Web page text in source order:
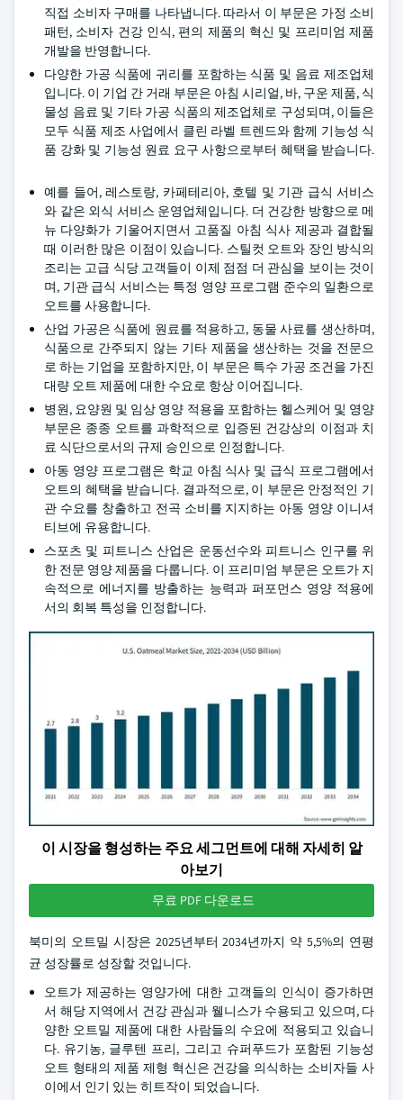
직접 소비자 구매를 나타냅니다. 따라서 이 부문은 가정 소비
패턴, 소비자 건강 인식, 편의 제품의 혁신 및 프리미엄 제품
개발을 반영합니다.
다양한 가공 식품에 귀리를 포함하는 식품 및 음료 제조업체
입니다. 이 기업 간 거래 부문은 아침 시리얼, 바, 구운 제품, 식
물성 음료 및 기타 가공 식품의 제조업체로 구성되며, 이들은
모두 식품 제조 사업에서 클린 라벨 트렌드와 함께 기능성 식
품 강화 및 기능성 원료 요구 사항으로부터 혜택을 받습니다.
예를 들어, 레스토랑, 카페테리아, 호텔 및 기관 급식 서비스
와 같은 외식 서비스 운영업체입니다. 더 건강한 방향으로 메
뉴 다양화가 기울어지면서 고품질 아침 식사 제공과 결합될
때 이러한 많은 이점이 있습니다. 스틸컷 오트와 장인 방식의
조리는 고급 식당 고객들이 이제 점점 더 관심을 보이는 것이
며, 기관 급식 서비스는 특정 영양 프로그램 준수의 일환으로
오트를 사용합니다.
산업 가공은 식품에 원료를 적용하고, 동물 사료를 생산하며,
식품으로 간주되지 않는 기타 제품을 생산하는 것을 전문으
로 하는 기업을 포함하지만, 이 부문은 특수 가공 조건을 가진
대량 오트 제품에 대한 수요로 항상 이어집니다.
병원, 요양원 및 임상 영양 적용을 포함하는 헬스케어 및 영양
부문은 종종 오트를 과학적으로 입증된 건강상의 이점과 치
료 식단으로서의 규제 승인으로 인정합니다.
아동 영양 프로그램은 학교 아침 식사 및 급식 프로그램에서
오트의 혜택을 받습니다. 결과적으로, 이 부문은 안정적인 기
관 수요를 창출하고 전곡 소비를 지지하는 아동 영양 이니셔
티브에 유용합니다.
스포츠 및 피트니스 산업은 운동선수와 피트니스 인구를 위
한 전문 영양 제품을 다룹니다. 이 프리미엄 부문은 오트가 지
속적으로 에너지를 방출하는 능력과 퍼포먼스 영양 적용에
서의 회복 특성을 인정합니다.
이 시장을 형성하는 주요 세그먼트에 대해 자세히 알
아보기
무료 PDF 다운로드
북미의 오트밀 시장은 2025년부터 2034년까지 약 5,5%의 연평
균 성장률로 성장할 것입니다.
오트가 제공하는 영양가에 대한 고객들의 인식이 증가하면
서 해당 지역에서 건강 관심과 웰니스가 수용되고 있으며, 다
양한 오트밀 제품에 대한 사람들의 수요에 적용되고 있습니
다. 유기농, 글루텐 프리, 그리고 슈퍼푸드가 포함된 기능성
오트 형태의 제품 제형 혁신은 건강을 의식하는 소비자들 사
이에서 인기 있는 히트작이 되었습니다.